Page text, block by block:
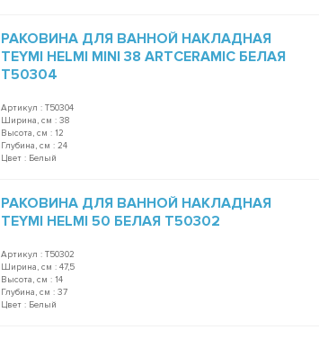
РАКОВИНА ДЛЯ ВАННОЙ НАКЛАДНАЯ
TEYMI HELMI MINI 38 ARTCERAMIC БЕЛАЯ
T50304
Артикул : T50304
Ширина, см : 38
Высота, см : 12
Глубина, см : 24
Цвет : Белый
РАКОВИНА ДЛЯ ВАННОЙ НАКЛАДНАЯ
TEYMI HELMI 50 БЕЛАЯ T50302
Артикул : T50302
Ширина, см : 47,5
Высота, см : 14
Глубина, см : 37
Цвет : Белый